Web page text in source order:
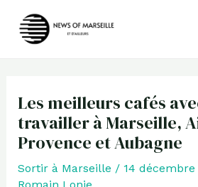
Les meilleurs cafés
travailler à Marseille,
Provence et Aubagne
Sortir à Marseille / 14 décembre